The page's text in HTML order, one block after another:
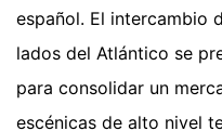
español. El intercambio
lados del Atlántico se
para consolidar un
escénicas de alto nivel